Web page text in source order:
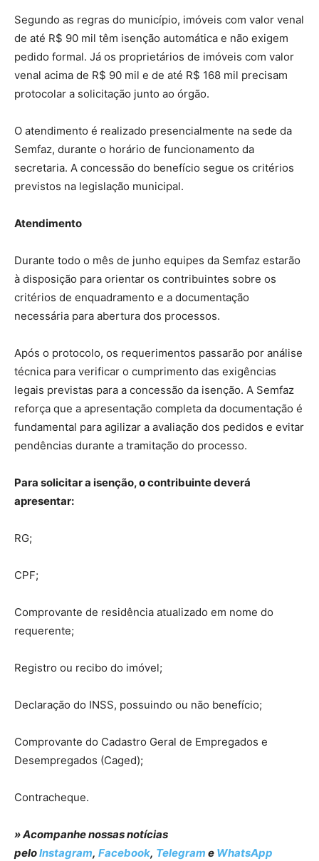
Segundo as regras do município, imóveis com valor venal
de até R$ 90 mil têm isenção automática e não exigem
pedido formal. Já os proprietários de imóveis com valor
venal acima de R$ 90 mil e de até R$ 168 mil precisam
protocolar a solicitação junto ao órgão.
O atendimento é realizado presencialmente na sede da
Semfaz, durante o horário de funcionamento da
secretaria. A concessão do benefício segue os critérios
previstos na legislação municipal.
Atendimento
Durante todo o mês de junho equipes da Semfaz estarão
à disposição para orientar os contribuintes sobre os
critérios de enquadramento e a documentação
necessária para abertura dos processos.
Após o protocolo, os requerimentos passarão por análise
técnica para verificar o cumprimento das exigências
legais previstas para a concessão da isenção. A Semfaz
reforça que a apresentação completa da documentação é
fundamental para agilizar a avaliação dos pedidos e evitar
pendências durante a tramitação do processo.
Para solicitar a isenção, o contribuinte deverá
apresentar:
RG;
CPF;
Comprovante de residência atualizado em nome do
requerente;
Registro ou recibo do imóvel;
Declaração do INSS, possuindo ou não benefício;
Comprovante do Cadastro Geral de Empregados e
Desempregados (Caged);
Contracheque.
» Acompanhe nossas notícias
peloInstagram, Facebook, Telegram e WhatsApp